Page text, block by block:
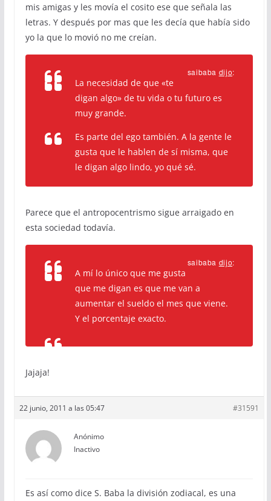
mis amigas y les movía el cosito ese que señala las
letras. Y después por mas que les decía que había sido
yo la que lo movió no me creían.
saibaba dijo:
La necesidad de que «te
digan algo» de tu vida o tu futuro es
muy grande.
Es parte del ego también. A la gente le
gusta que le hablen de sí misma, que
le digan algo lindo, yo qué sé.
Parece que el antropocentrismo sigue arraigado en
esta sociedad todavía.
saibaba dijo:
A mí lo único que me gusta
que me digan es que me van a
aumentar el sueldo el mes que viene.
Y el porcentaje exacto.
Jajaja!
22 junio, 2011 a las 05:47 #31591
Anónimo
Inactivo
Es así como dice S. Baba la división zodiacal, es una